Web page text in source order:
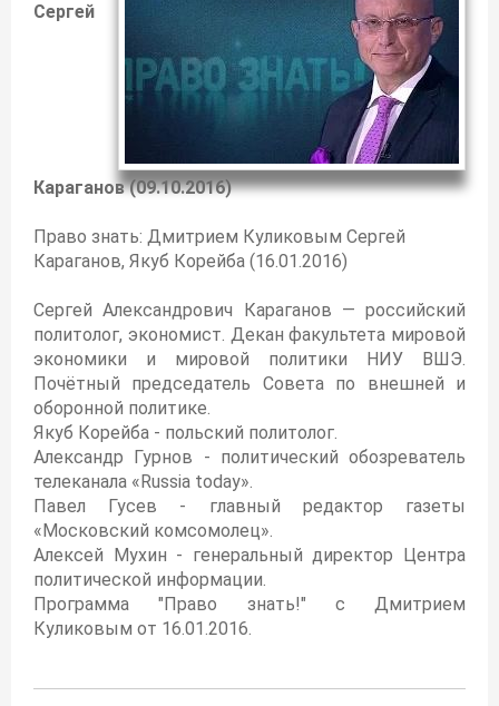
Сергей
Караганов (09.10.2016)
Право знать: Дмитрием Куликовым Сергей
Караганов, Якуб Корейба (16.01.2016)
Сергей Александрович Караганов — российский
политолог, экономист. Декан факультета мировой
экономики и мировой политики НИУ ВШЭ.
Почётный председатель Совета по внешней и
оборонной политике.
Якуб Корейба - польский политолог.
Александр Гурнов - политический обозреватель
телеканала «Russia today».
Павел Гусев - главный редактор газеты
«Московский комсомолец».
Алексей Мухин - генеральный директор Центра
политической информации.
Программа "Право знать!" с Дмитрием
Куликовым от 16.01.2016.